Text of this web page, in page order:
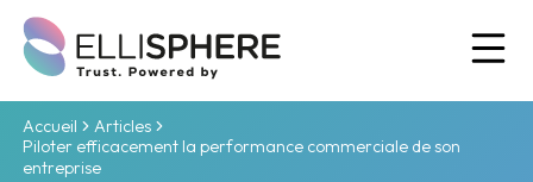
Accueil
Articles
Piloter efficacement la performance commerciale de son
entreprise